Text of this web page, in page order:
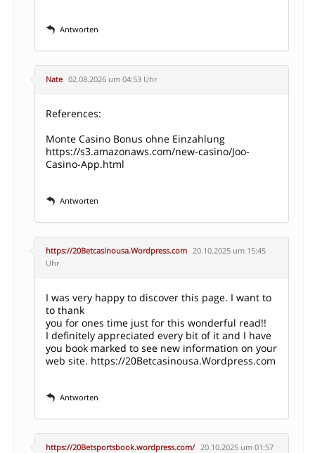
Antworten
Nate 02.08.2026 um 04:53 Uhr
References:
Monte Casino Bonus ohne Einzahlung
https://s3.amazonaws.com/new-casino/Joo-
Casino-App.html
Antworten
https://20Betcasinousa.Wordpress.com
20.10.2025 um 15:45
Uhr
I was very happy to discover this page. I want to
to thank
you for ones time just for this wonderful read!!
I definitely appreciated every bit of it and I have
you book marked to see new information on your
web site. https://20Betcasinousa.Wordpress.com
Antworten
https://20Betsportsbook.wordpress.com/
20.10.2025 um 01:57